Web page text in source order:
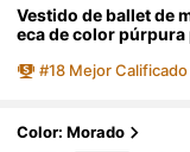
Vestido de ballet de
eca de color
ara niños
#18 Mejor Calificado
Color: Morado